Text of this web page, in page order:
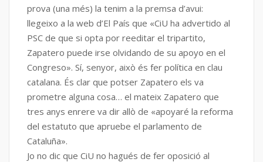
prova (una més) la tenim a la premsa d’avui:
llegeixo a la web d’El País que «CiU ha advertido al
PSC de que si opta por reeditar el tripartito,
Zapatero puede irse olvidando de su apoyo en el
Congreso». Sí, senyor, això és fer política en clau
catalana. És clar que potser Zapatero els va
prometre alguna cosa… el mateix Zapatero que
tres anys enrere va dir allò de «apoyaré la reforma
del estatuto que apruebe el parlamento de
Cataluña».
Jo no dic que CiU no hagués de fer oposició al